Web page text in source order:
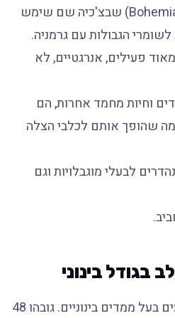
כלבים שמקורו בבוהמיה (Bohemia) שבצ'כיה שם שימש
הגבולות עם גרמניה.
פעילים, אנרגטיים, לא
וחיות מחמד אחרות, הם
מה שהופך אותם לכלבי הצלה
לבעלי מוגבלויות וגם
בגודל בינוני
הצ'כי חודסקי הוא כלב רועים בעל ממדים בינוניים. גובהו 48